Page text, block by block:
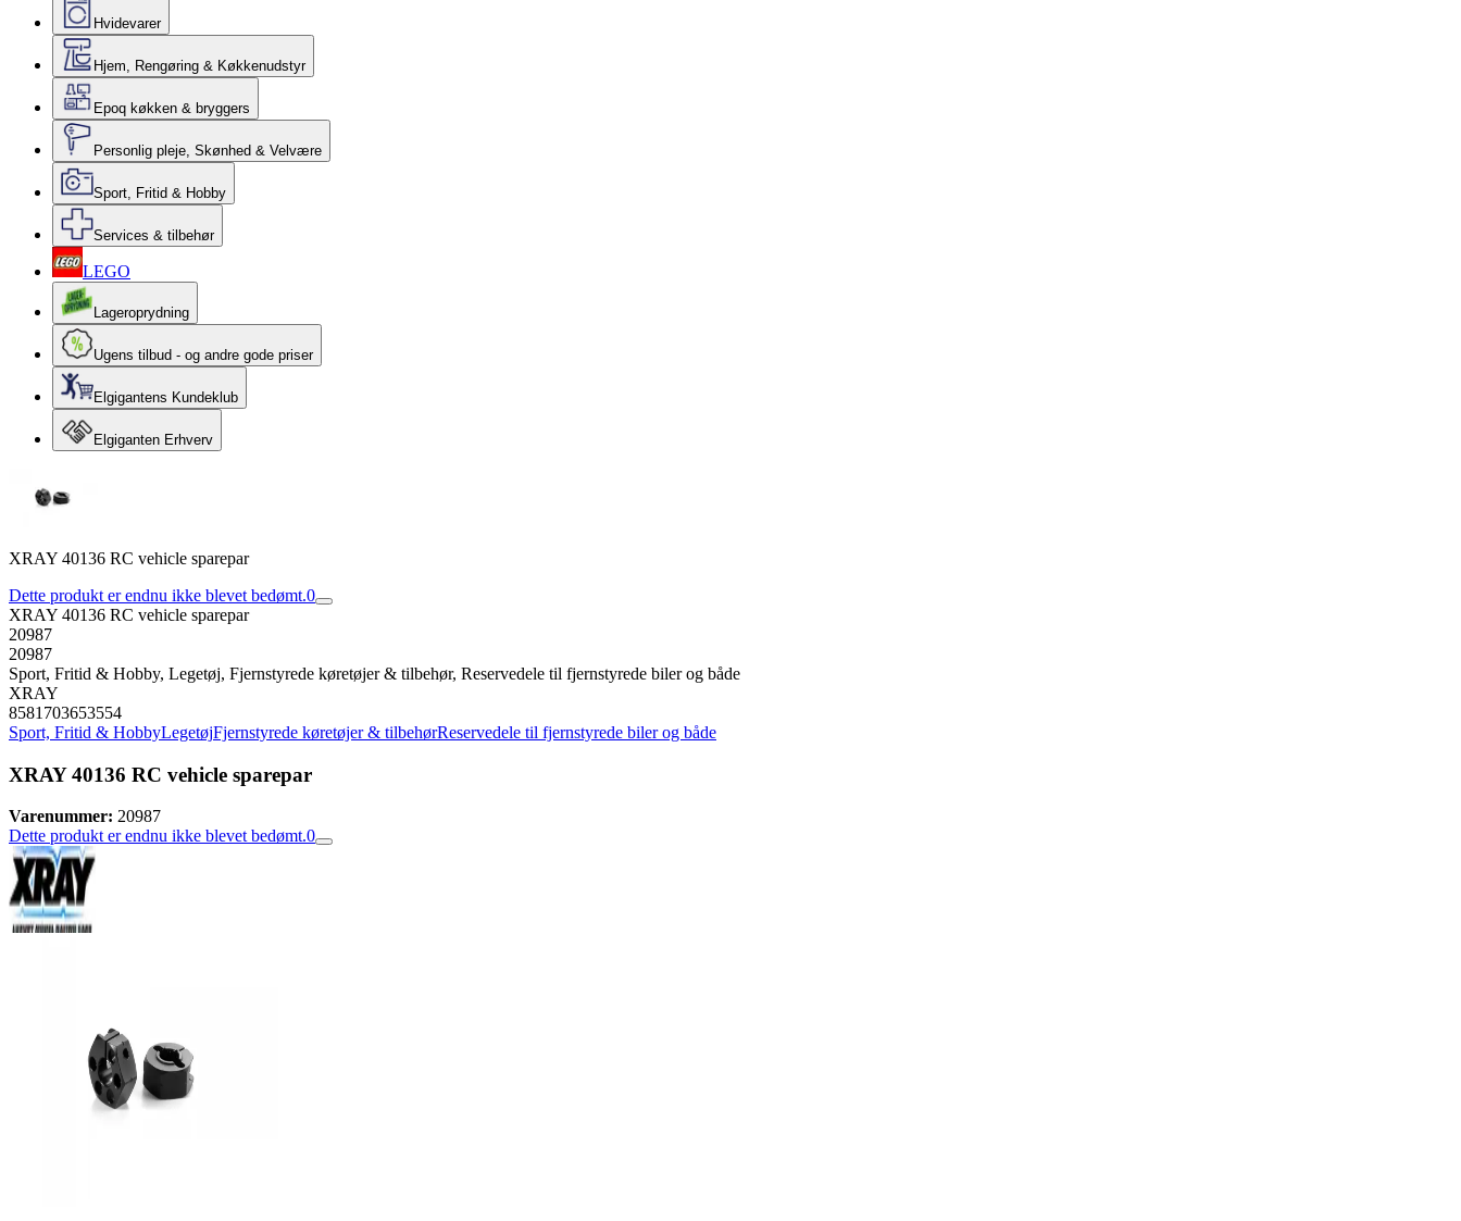
Hvidevarer
Hjem, Rengøring & Køkkenudstyr
Epoq køkken & bryggers
Personlig pleje, Skønhed & Velvære
Sport, Fritid & Hobby
Services & tilbehør
LEGO
Lageroprydning
Ugens tilbud - og andre gode priser
Elgigantens Kundeklub
Elgiganten Erhverv
XRAY 40136 RC vehicle sparepar
Dette produkt er endnu ikke blevet bedømt.0
XRAY 40136 RC vehicle sparepar
20987
20987
Sport, Fritid & Hobby, Legetøj, Fjernstyrede køretøjer & tilbehør, Reservedele til fjernstyrede biler og både
XRAY
8581703653554
Sport, Fritid & HobbyLegetøjFjernstyrede køretøjer & tilbehørReservedele til fjernstyrede biler og både
XRAY 40136 RC vehicle sparepar
Varenummer: 20987
Dette produkt er endnu ikke blevet bedømt.0